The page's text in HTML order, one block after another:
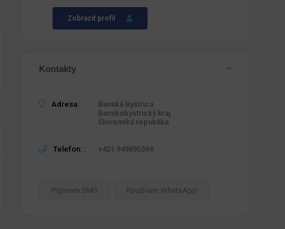
Zobraziť profil
Kontakty
Adresa :
Banská Bystrica
Banskobystrický kraj
Slovenská republika
Telefon: : +421 949895369
Prijímam SMS Používam WhatsApp